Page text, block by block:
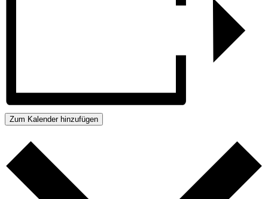
Zum Kalender hinzufügen